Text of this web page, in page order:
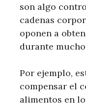
son algo
cadenas
oponen a
durante
Por ejemplo,
compensar el
alimentos en